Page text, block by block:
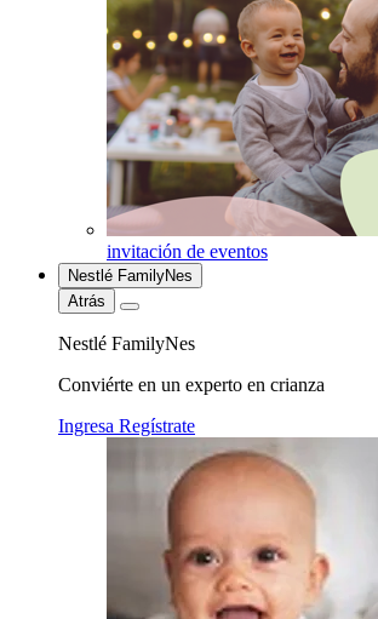
invitación de eventos
Nestlé FamilyNes
Atrás
Nestlé FamilyNes
Conviérte en un experto en crianza
Ingresa Regístrate